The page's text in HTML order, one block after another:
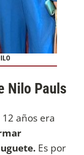
Nilo Pauls
años era
Es por